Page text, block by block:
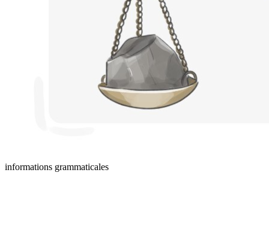
informations grammaticales